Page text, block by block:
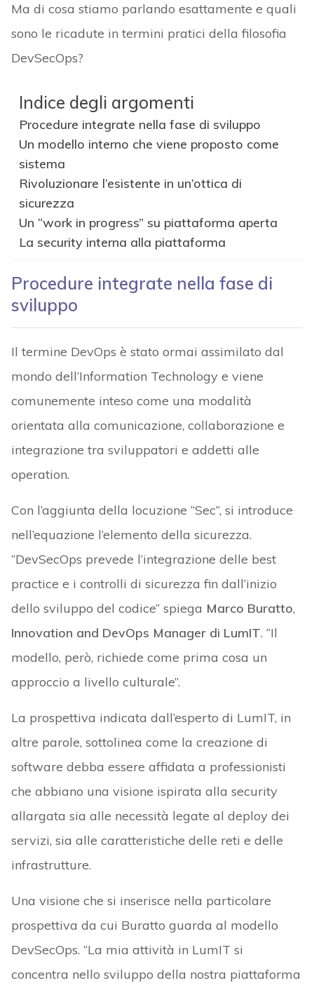
Ma di cosa stiamo parlando esattamente e quali
sono le ricadute in termini pratici della filosofia
DevSecOps?
Indice degli argomenti
Procedure integrate nella fase di sviluppo
Un modello interno che viene proposto come
sistema
Rivoluzionare l’esistente in un’ottica di
sicurezza
Un “work in progress” su piattaforma aperta
La security interna alla piattaforma
Procedure integrate nella fase di
sviluppo
Il termine DevOps è stato ormai assimilato dal
mondo dell’Information Technology e viene
comunemente inteso come una modalità
orientata alla comunicazione, collaborazione e
integrazione tra sviluppatori e addetti alle
operation.
Con l’aggiunta della locuzione “Sec”, si introduce
nell’equazione l’elemento della sicurezza.
“DevSecOps prevede l’integrazione delle best
practice e i controlli di sicurezza fin dall’inizio
dello sviluppo del codice” spiega Marco Buratto,
Innovation and DevOps Manager di LumIT. “Il
modello, però, richiede come prima cosa un
approccio a livello culturale”.
La prospettiva indicata dall’esperto di LumIT, in
altre parole, sottolinea come la creazione di
software debba essere affidata a professionisti
che abbiano una visione ispirata alla security
allargata sia alle necessità legate al deploy dei
servizi, sia alle caratteristiche delle reti e delle
infrastrutture.
Una visione che si inserisce nella particolare
prospettiva da cui Buratto guarda al modello
DevSecOps. “La mia attività in LumIT si
concentra nello sviluppo della nostra piattaforma